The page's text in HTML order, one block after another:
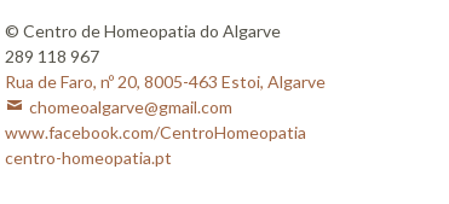
© Centro de Homeopatia do Algarve
289 118 967
Rua de Faro, nº 20, 8005-463 Estoi, Algarve
chomeoalgarve@gmail.com
www.facebook.com/CentroHomeopatia
centro-homeopatia.pt